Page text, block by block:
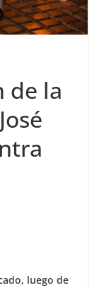
de la
luego de